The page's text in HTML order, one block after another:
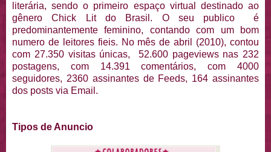
literária, sendo o primeiro espaço virtual destinado ao
gênero Chick Lit do Brasil. O seu publico é
predominantemente feminino, contando com um bom
numero de leitores fieis. No mês de abril (2010), contou
com 27.350 visitas únicas, 52.600 pageviews nas 232
postagens, com 14.391 comentários, com 4000
seguidores, 2360 assinantes de Feeds, 164 assinantes
dos posts via Email.
Tipos de Anuncio